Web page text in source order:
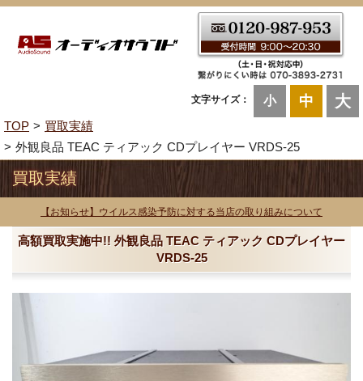
文字サイズ： 小 中 大
TOP
買取実績
外観良品 TEAC ティアック CDプレイヤー VRDS-25
買取実績
【お知らせ】ウイルス感染予防に対する当店の取り組みについて
高額買取実施中!! 外観良品 TEAC ティアック CDプレイヤー
VRDS-25